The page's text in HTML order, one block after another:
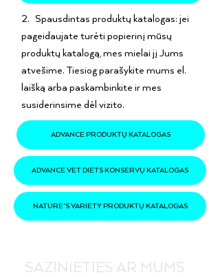
2. Spausdintas produktų katalogas: jei
pageidaujate turėti popierinį mūsų
produktų katalogą, mes mielai jį Jums
atvešime. Tiesiog parašykite mums el.
laišką arba paskambinkite ir mes
susiderinsime dėl vizito.
ADVANCE PRODUKTŲ KATALOGAS
ADVANCE VET DIETS KONSERVŲ KATALOGAS
NATURE'S VARIETY PRODUKTŲ KATALOGAS
SAZINIETIES AR MUMS